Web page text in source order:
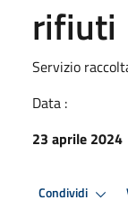
rifiuti
Servizio
Data :
23 aprile 2024
Condividi